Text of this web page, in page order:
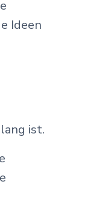
Ideen
ist.